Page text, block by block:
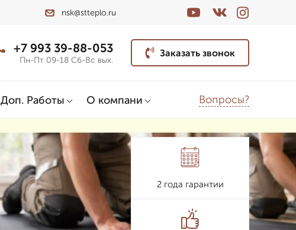
nsk@stteplo.ru
+7 993 39-88-053
Пн-Пт 09-18 Сб-Вс вых.
Заказать звонок
Доп. Работы О компани Вопросы?
2 года гарантии